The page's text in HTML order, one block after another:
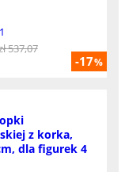
-17%
1
537,07
z korka,
dla figurek 4